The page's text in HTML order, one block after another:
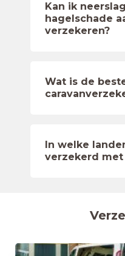
Kan ik
hagelschade
verzekeren?
Wat is de
In welke
verzekerd met